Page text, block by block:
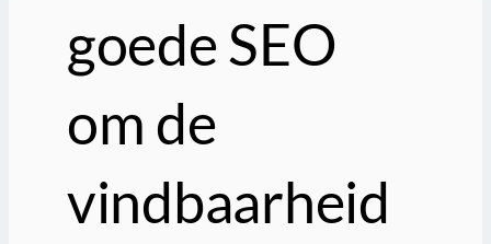
goede SEO
om de
vindbaarheid